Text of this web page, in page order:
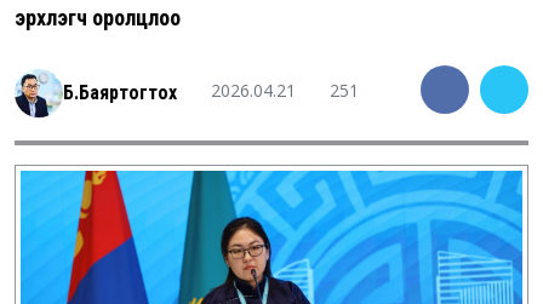
эрхлэгч оролцлоо
Б.Баяртогтох 2026.04.21 251